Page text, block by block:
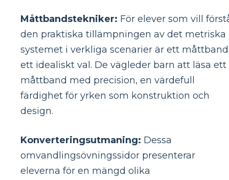
Måttbandstekniker: För elever som vill
den praktiska tillämpningen av det metriska
systemet i verkliga scenarier är ett måttband
ett idealiskt val. De vägleder barn att läsa ett
måttband med precision, en värdefull
färdighet för yrken som konstruktion och
design.
Konverteringsutmaning: Dessa
omvandlingsövningssidor presenterar
eleverna för en mängd olika